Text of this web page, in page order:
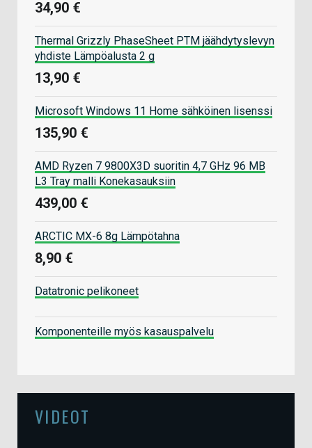
34,90 €
Thermal Grizzly PhaseSheet PTM jäähdytyslevyn
yhdiste Lämpöalusta 2 g
13,90 €
Microsoft Windows 11 Home sähköinen lisenssi
135,90 €
AMD Ryzen 7 9800X3D suoritin 4,7 GHz 96 MB
L3 Tray malli Konekasauksiin
439,00 €
ARCTIC MX-6 8g Lämpötahna
8,90 €
Datatronic pelikoneet
Komponenteille myös kasauspalvelu
VIDEOT